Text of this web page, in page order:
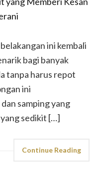
ini kembali
bagi banyak
tanpa harus repot
ini
samping yang
sedikit […]
Continue Reading